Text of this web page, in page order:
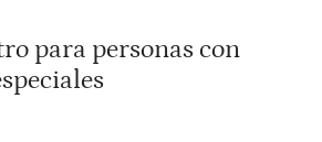
para personas con